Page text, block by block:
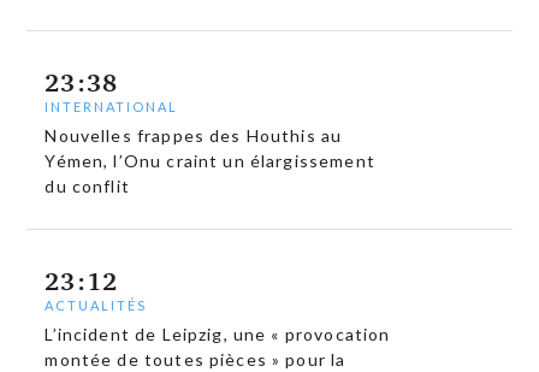
23:38
INTERNATIONAL
Nouvelles frappes des Houthis au
Yémen, l’Onu craint un élargissement
du conflit
23:12
ACTUALITÉS
L’incident de Leipzig, une « provocation
montée de toutes pièces » pour la